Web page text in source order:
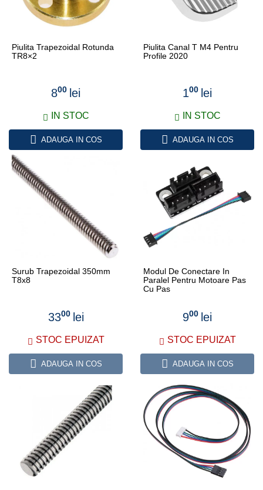
Piulita Trapezoidal Rotunda
TR8×2
800 lei
IN STOC
ADAUGA IN COS
Piulita Canal T M4 Pentru
Profile 2020
100 lei
IN STOC
ADAUGA IN COS
Surub Trapezoidal 350mm
T8x8
3300 lei
STOC EPUIZAT
ADAUGA IN COS
Modul De Conectare In
Paralel Pentru Motoare Pas
Cu Pas
900 lei
STOC EPUIZAT
ADAUGA IN COS